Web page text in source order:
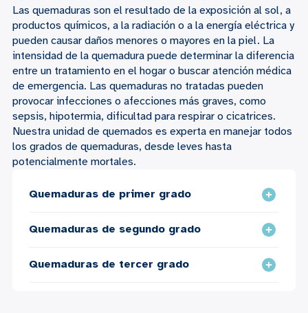
Las quemaduras son el resultado de la exposición al sol, a
productos químicos, a la radiación o a la energía eléctrica y
pueden causar daños menores o mayores en la piel. La
intensidad de la quemadura puede determinar la diferencia
entre un tratamiento en el hogar o buscar atención médica
de emergencia. Las quemaduras no tratadas pueden
provocar infecciones o afecciones más graves, como
sepsis, hipotermia, dificultad para respirar o cicatrices.
Nuestra unidad de quemados es experta en manejar todos
los grados de quemaduras, desde leves hasta
potencialmente mortales.
Quemaduras de primer grado
Quemaduras de segundo grado
Quemaduras de tercer grado